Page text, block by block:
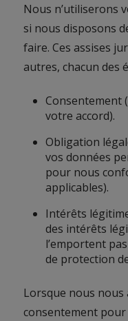
Nous n’utiliserons
si nous disposons
faire. Ces assises
autres, chacun des
Consentement
votre accord).
Obligation
vos données
pour nous
applicables).
Intérêts
des intérêts
l’emportent
de protection
Lorsque nous
consentement